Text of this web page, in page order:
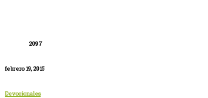
2097
febrero 19, 2015
Devocionales